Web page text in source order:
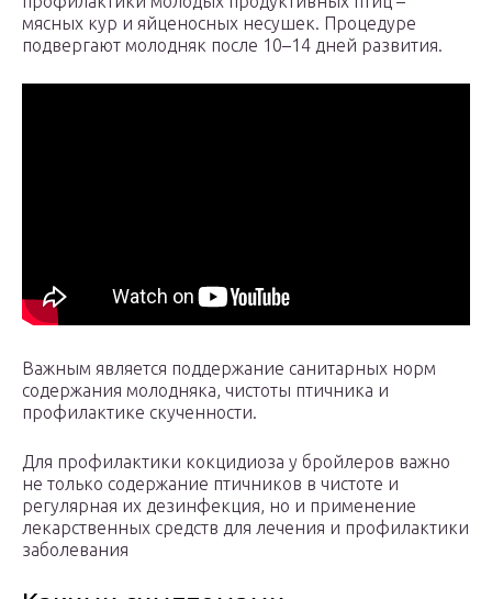
мясных кур и яйценосных несушек. Процедуре
подвергают молодняк после 10–14 дней развития.
Важным является поддержание санитарных норм
содержания молодняка, чистоты птичника и
профилактике скученности.
Для профилактики кокцидиоза у бройлеров важно
не только содержание птичников в чистоте и
регулярная их дезинфекция, но и применение
лекарственных средств для лечения и профилактики
заболевания